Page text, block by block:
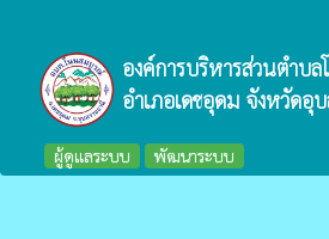
องค์การบริหารส่วนตำบ
อำเภอเดชอุดม จังหวัดอุ
ผู้ดูแลระบบ พัฒนาระบบ